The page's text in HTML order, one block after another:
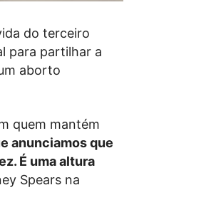
do terceiro
para partilhar a
aborto
quem mantém
anunciamos que
É uma altura
Spears na